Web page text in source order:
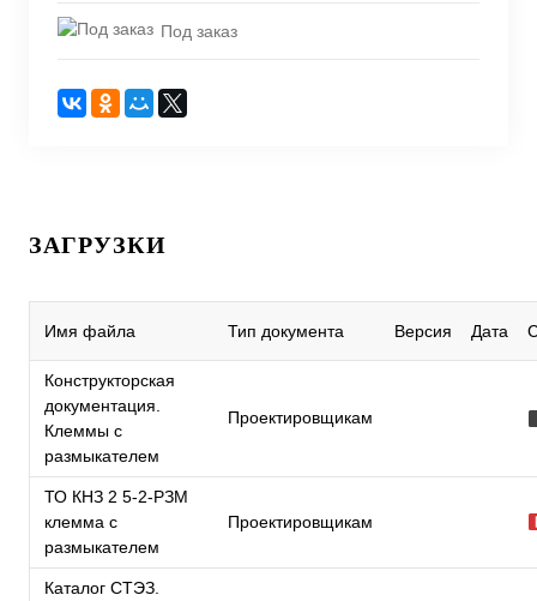
Под заказ
ЗАГРУЗКИ
Имя файла Тип документа Версия Дата
Конструкторская
документация.
Клеммы с
размыкателем
Проектировщикам
ТО КНЗ 2 5-2-РЗМ
клемма с
размыкателем
Проектировщикам
Каталог СТЭЗ.